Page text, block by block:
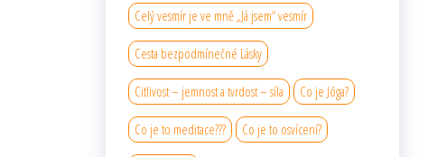
Celý vesmír je ve mně „Já jsem“ vesmír
Cesta bezpodmínečné Lásky
Citlivost – jemnost a tvrdost – síla Co je Jóga?
Co je to meditace??? Co je to osvícení?